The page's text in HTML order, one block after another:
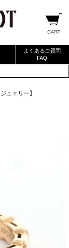
CART
よくあるご質問
FAQ
ュエリー】